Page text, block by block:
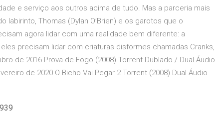
e serviço aos outros acima de tudo. Mas a parceria mais
labirinto, Thomas (Dylan O’Brien) e os garotos que o
agora lidar com uma realidade bem diferente: a
precisam lidar com criaturas disformes chamadas Cranks,
de 2016 Prova de Fogo (2008) Torrent Dublado / Dual Áudio
de 2020 O Bicho Vai Pegar 2 Torrent (2008) Dual Áudio